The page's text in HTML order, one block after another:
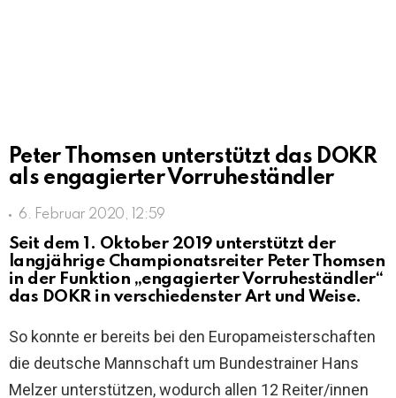
Peter Thomsen unterstützt das DOKR
als engagierter Vorruheständler
6. Februar 2020, 12:59
Seit dem 1. Oktober 2019 unterstützt der
langjährige Championatsreiter Peter Thomsen
in der Funktion „engagierter Vorruheständler“
das DOKR in verschiedenster Art und Weise.
So konnte er bereits bei den Europameisterschaften
die deutsche Mannschaft um Bundestrainer Hans
Melzer unterstützen, wodurch allen 12 Reiter/innen